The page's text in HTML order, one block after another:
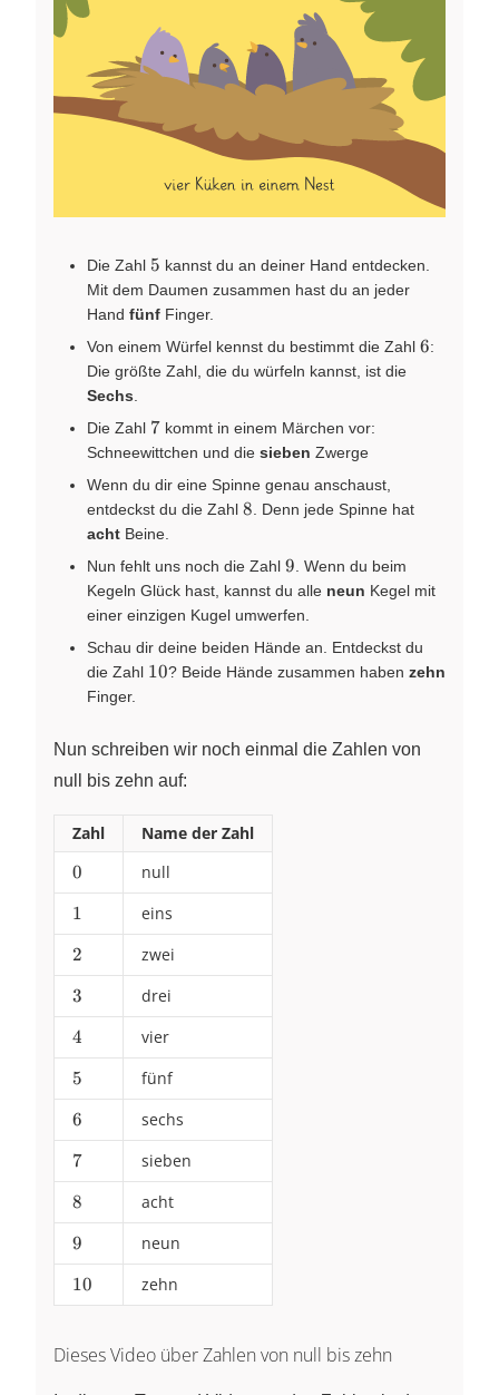
Die Zahl 5
5 kannst du an deiner Hand entdecken.
Mit dem Daumen zusammen hast du an jeder
Hand fünf Finger.
Von einem Würfel kennst du bestimmt die Zahl 6
6:
Die größte Zahl, die du würfeln kannst, ist die
Sechs.
Die Zahl 7
7 kommt in einem Märchen vor:
Schneewittchen und die sieben Zwerge
Wenn du dir eine Spinne genau anschaust,
entdeckst du die Zahl 8
8. Denn jede Spinne hat
acht Beine.
Nun fehlt uns noch die Zahl 9
9. Wenn du beim
Kegeln Glück hast, kannst du alle neun Kegel mit
einer einzigen Kugel umwerfen.
Schau dir deine beiden Hände an. Entdeckst du
die Zahl 10
10? Beide Hände zusammen haben zehn
Finger.
Nun schreiben wir noch einmal die Zahlen von
null bis zehn auf:
Zahl Name der Zahl
0
0 null
1
1 eins
2
2 zwei
3
3 drei
4
4 vier
5
5 fünf
6
6 sechs
7
7 sieben
8
8 acht
9
9 neun
10
10 zehn
Dieses Video über Zahlen von null bis zehn